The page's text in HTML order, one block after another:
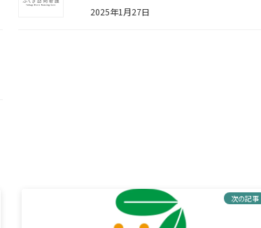
2025年1月27日
次の記事